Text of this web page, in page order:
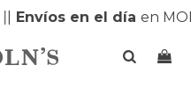
Envíos en el día en